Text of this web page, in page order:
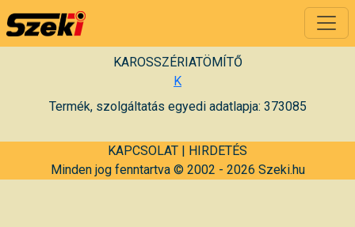
KAROSSZÉRIATÖMÍTŐ
K
Termék, szolgáltatás egyedi adatlapja: 373085
KAPCSOLAT | HIRDETÉS
Minden jog fenntartva © 2002 - 2026 Szeki.hu